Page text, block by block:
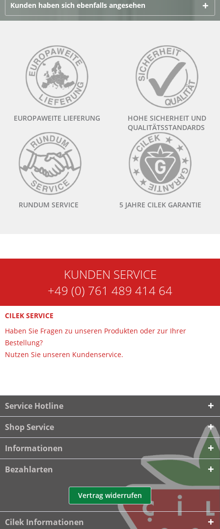
Kunden haben sich ebenfalls angesehen
EUROPAWEITE LIEFERUNG
HOHE SICHERHEIT UND
QUALITÄTSSTANDARDS
RUNDUM SERVICE 5 JAHRE CILEK GARANTIE
KUNDEN SERVICE
+49 (0) 761 489 414 64
CILEK SERVICE
Haben Sie Fragen zu unseren Produkten oder zur Ihrer
Bestellung?
Nutzen Sie unseren Kundenservice.
Service Hotline
Shop Service
Informationen
Bezahlarten
Vertrag widerrufen
Cilek Informationen